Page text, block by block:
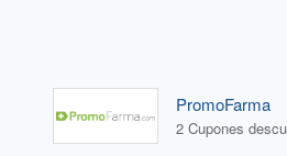
PromoFarma